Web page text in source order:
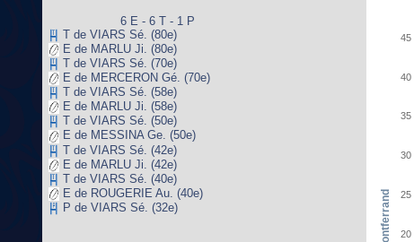
6 E - 6 T - 1 P
T de VIARS Sé. (80e)
E de MARLU Ji. (80e)
T de VIARS Sé. (70e)
E de MERCERON Gé. (70e)
T de VIARS Sé. (58e)
E de MARLU Ji. (58e)
T de VIARS Sé. (50e)
E de MESSINA Ge. (50e)
T de VIARS Sé. (42e)
E de MARLU Ji. (42e)
T de VIARS Sé. (40e)
E de ROUGERIE Au. (40e)
P de VIARS Sé. (32e)
20
25
30
35
40
45